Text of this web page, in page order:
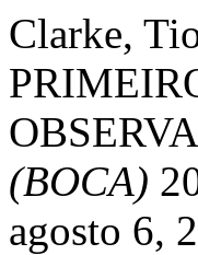
Clarke,
(BOCA)
agosto 6,